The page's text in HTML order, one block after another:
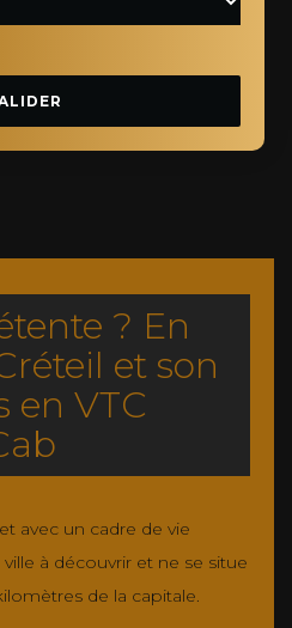
? En
et son
en VTC
avec un cadre de vie
à découvrir et ne se situe
de la capitale.